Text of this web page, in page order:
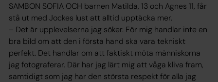
SAMBON SOFIA OCH barnen Matilda, 13 och Agnes 11, får
stå ut med Jockes lust att alltid upptäcka mer.
– Det är upplevelserna jag söker. För mig handlar inte en
bra bild om att den i första hand ska vara tekniskt
perfekt. Det handlar om att faktiskt möta människorna
jag fotograferar. Där har jag lärt mig att våga kliva fram,
samtidigt som jag har den största respekt för alla jag